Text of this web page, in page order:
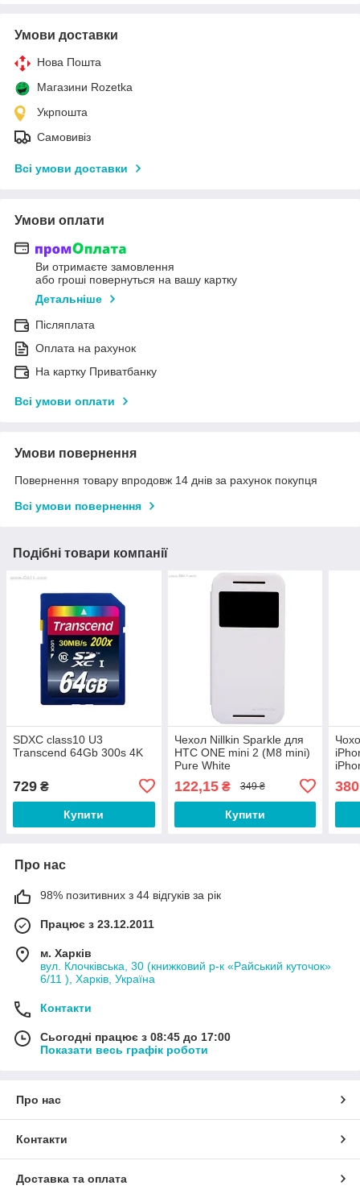
Умови доставки
Нова Пошта
Магазини Rozetka
Укрпошта
Самовивіз
Всі умови доставки
Умови оплати
Ви отримаєте замовлення
або гроші повернуться на вашу картку
Детальніше
Післяплата
Оплата на рахунок
На картку Приватбанку
Всі умови оплати
Умови повернення
Повернення товару впродовж 14 днів за рахунок покупця
Всі умови повернення
Подібні товари компанії
SDXC class10 U3
Transcend 64Gb 300s 4K
729 ₴
Купити
Чехол Nillkin Sparkle для
HTC ONE mini 2 (M8 mini)
Pure White
122,15₴ 349 ₴
Купити
380
Про нас
98% позитивних з 44 відгуків за рік
Працює з 23.12.2011
м. Харків
вул. Клочківська, 30 (книжковий р-к «Райський куточок»
6/11 ), Харків, Україна
Контакти
Сьогодні працює з 08:45 до 17:00
Показати весь графік роботи
Про нас
Контакти
Доставка та оплата